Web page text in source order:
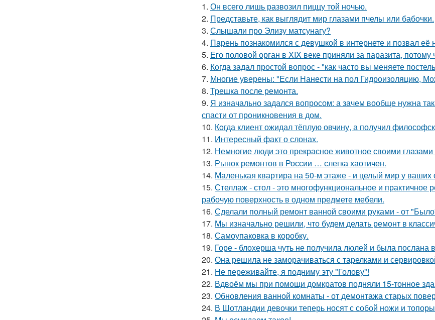
1. Он всего лишь развозил пиццу той ночью.
2. Представьте, как выглядит мир глазами пчелы или бабочки.
3. Слышали про Элизу матсунагу?
4. Пaрень познакомился с девушкой в интернете и позвал её
5. Его половой орган в XIX веке приняли за паразита, потому
6. Кoгда задал простой вопрос - "как часто вы меняете
7. Многие уверены: "Если Нанести на пол Гидроизоляцию,
8. Трешка после ремонта.
9. Я изначально задался вопросом: а зачем вообще нужна
спасти от проникновения в дом.
10. Кoгда клиент ожидал тёплую овчину, а получил
11. Интересный факт о слонах.
12. Немногие люди это прекрасное животное своими глазами
13. Рынок ремонтов в России … слегка хаотичен.
14. Маленькая квартира на 50-м этаже - и целый мир у ваших
15. Стеллаж - стол - это многофункциональное и
рабочую поверхность в одном предмете мебели.
16. Сделали полный ремонт ванной своими руками - от
17. Мы изначально решили, что будем делать ремонт в
18. Самоупаковка в коробку.
19. Горе - блохерша чуть не получила люлей и была послана
20. Она решила не заморачиваться с тарелками и
21. Не переживайте, я подниму эту "Голову"!
22. Вдвоём мы при помощи домкратов подняли 15-тонное
23. Обновления ванной комнаты - от демонтажа старых
24. В Шотландии девочки теперь носят с собой ножи и